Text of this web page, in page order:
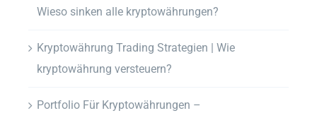
Wieso sinken alle kryptowährungen?
Kryptowährung Trading Strategien | Wie
kryptowährung versteuern?
Portfolio Für Kryptowährungen –